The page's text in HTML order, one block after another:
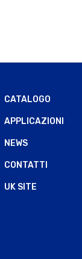
CATALOGO
APPLICAZIONI
NEWS
CONTATTI
UK SITE